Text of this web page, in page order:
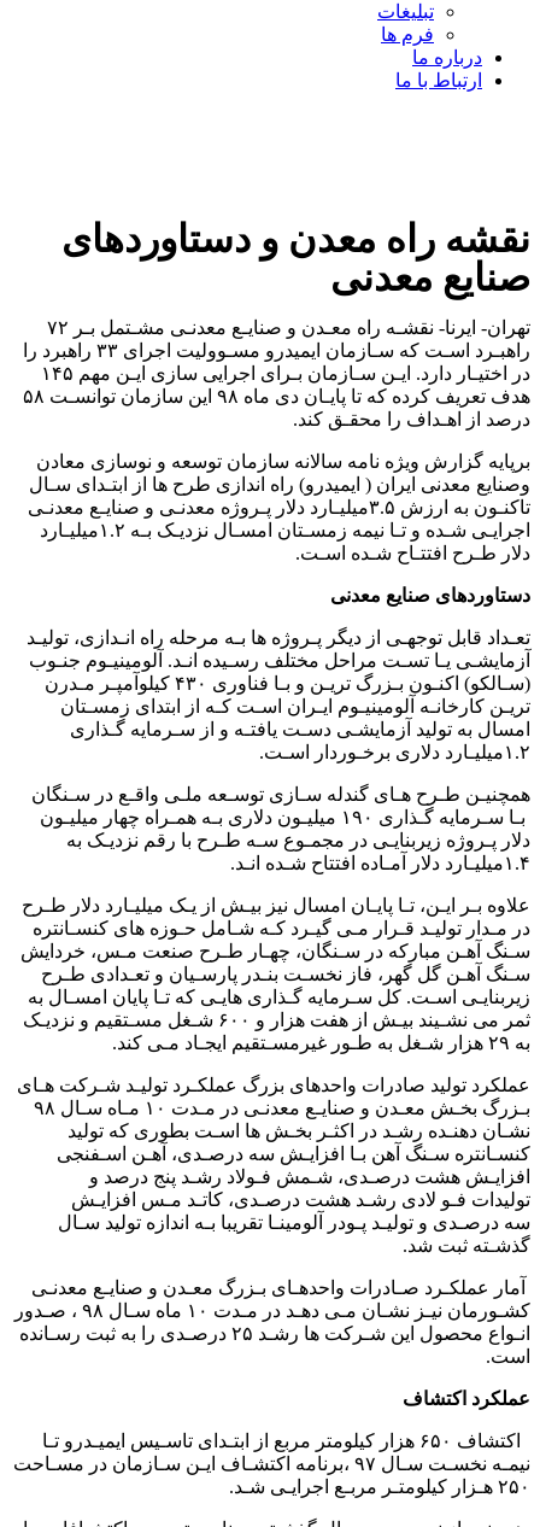
تبلیغات
فرم ها
درباره ما
ارتباط با ما
نقشه راه معدن و دستاوردهای
صنایع معدنی
تهران- ایرنا- نقشـه راه معـدن و صنایـع معدنـی مشـتمل بـر ۷۲
راهبـرد اسـت که سـازمان ایمیدرو مسـوولیت اجرای ۳۳ راهبرد را
در اختیـار دارد. ایـن سـازمان بـرای اجرایی سازی ایـن مهم ۱۴۵
هدف تعریف کرده که تا پایـان دی ماه ۹۸ این سازمان توانسـت ۵۸
درصد از اهـداف را محقـق کند.
برپایه گزارش ویژه نامه سالانه سازمان توسعه و نوسازی معادن
وصنایع معدنی ایران ( ایمیدرو) راه اندازی طرح ها از ابتـدای سـال
تاکنـون به ارزش ۳.۵میلیـارد دلار پـروژه معدنـی و صنایـع معدنـی
اجرایـی شـده و تـا نیمه زمسـتان امسـال نزدیـک بـه ۱.۲میلیـارد
دلار طـرح افتتـاح شـده اسـت.
دستاوردهای صنایع معدنی
تعـداد قابل توجهـی از دیگر پـروژه ها بـه مرحله راه انـدازی، تولیـد
آزمایشـی یـا تسـت مراحل مختلف رسـیده انـد. آلومینیـوم جنـوب
(سـالکو) اکنـون بـزرگ تریـن و بـا فناوری ۴۳۰ کیلوآمپـر مـدرن
تریـن کارخانـه آلومینیـوم ایـران اسـت کـه از ابتدای زمسـتان
امسال به تولید آزمایشـی دسـت یافتـه و از سـرمایه گـذاری
۱.۲میلیـارد دلاری برخـوردار اسـت.
همچنیـن طـرح هـای گندله سـازی توسـعه ملـی واقـع در سـنگان
بـا سـرمایه گـذاری ۱۹۰ میلیـون دلاری بـه همـراه چهار میلیـون
دلار پـروژه زیربنایـی در مجمـوع سـه طـرح با رقم نزدیـک به
۱.۴میلیـارد دلار آمـاده افتتاح شـده انـد.
علاوه بـر ایـن، تـا پایـان امسال نیز بیـش از یـک میلیـارد دلار طـرح
در مـدار تولیـد قـرار مـی گیـرد کـه شـامل حـوزه های کنسـانتره
سـنگ آهـن مبارکه در سـنگان، چهـار طـرح صنعت مـس، خردایش
سـنگ آهـن گل گهر، فاز نخسـت بنـدر پارسـیان و تعـدادی طـرح
زیربنایـی اسـت. کل سـرمایه گـذاری هایـی که تـا پایان امسـال به
ثمر می نشـیند بیـش از هفت هزار و ۶۰۰ شـغل مسـتقیم و نزدیـک
به ۲۹ هزار شـغل به طـور غیرمسـتقیم ایجـاد مـی کند.
عملکرد تولید صادرات واحدهای بزرگ عملکـرد تولیـد شـرکت هـای
بـزرگ بخـش معـدن و صنایـع معدنـی در مـدت ۱۰ مـاه سـال ۹۸
نشـان دهنـده رشـد در اکثـر بخـش ها اسـت بطوری که تولید
کنسـانتره سـنگ آهن بـا افزایـش سه درصـدی، آهـن اسـفنجی
افزایـش هشت درصـدی، شـمش فـولاد رشـد پنج درصد و
تولیدات فـو لادی رشـد هشت درصـدی، کاتـد مـس افزایـش
سه درصـدی و تولیـد پـودر آلومینـا تقریبا بـه اندازه تولید سـال
گذشـته ثبت شد.
آمار عملکـرد صـادرات واحدهـای بـزرگ معـدن و صنایـع معدنـی
کشـورمان نیـز نشـان مـی دهـد در مـدت ۱۰ ماه سـال ۹۸ ، صـدور
انـواع محصول این شـرکت ها رشـد ۲۵ درصـدی را به ثبت رسـانده
است.
عملکرد اکتشاف
اکتشاف ۶۵۰ هزار کیلومتر مربع از ابتـدای تاسـیس ایمیـدرو تـا
نیمـه نخسـت سـال ۹۷ ،برنامه اکتشـاف ایـن سـازمان در مسـاحت
۲۵۰ هـزار کیلومتـر مربـع اجرایـی شـد.